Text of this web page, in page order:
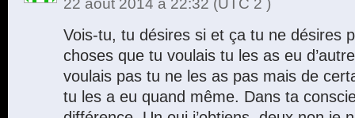
Vois-tu, tu désires si et ça tu ne désires
choses que tu voulais tu les as eu
voulais pas tu ne les as pas mais de
tu les a eu quand même. Dans ta